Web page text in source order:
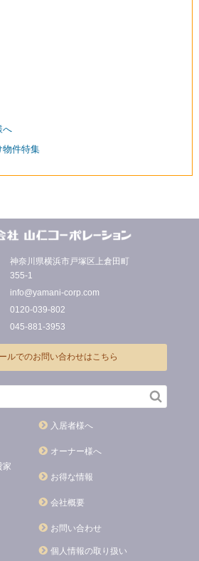
へ
物件特集
神奈川県横浜市戸塚区上倉田町
355-1
info@yamani-corp.com
0120-039-802
045-881-3953
ルでのお問い合わせはこちら
家
入居者様へ
オーナー様へ
お得な情報
会社概要
お問い合わせ
個人情報の取り扱い